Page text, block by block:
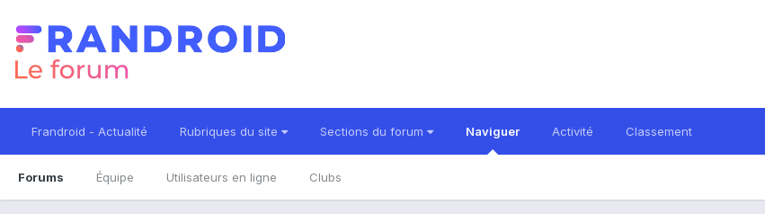
Frandroid - Actualité Rubriques du site Sections du forum Naviguer
Forums Équipe Utilisateurs en ligne Clubs
Activité Classement